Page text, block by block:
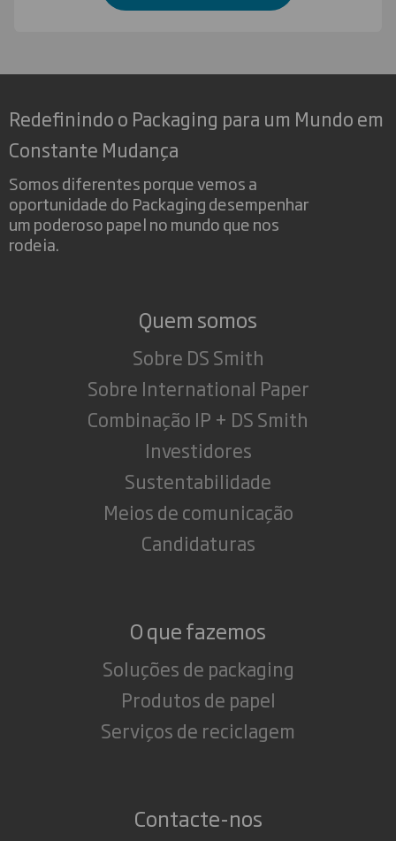
Redefinindo o Packaging para um Mundo em
Constante Mudança
Somos diferentes porque vemos a
oportunidade do Packaging desempenhar
um poderoso papel no mundo que nos
rodeia.
Quem somos
Sobre DS Smith
Sobre International Paper
Combinação IP + DS Smith
Investidores
Sustentabilidade
Meios de comunicação
Candidaturas
O que fazemos
Soluções de packaging
Produtos de papel
Serviços de reciclagem
Contacte-nos